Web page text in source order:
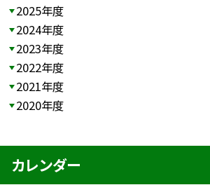
2025年度
2024年度
2023年度
2022年度
2021年度
2020年度
カレンダー